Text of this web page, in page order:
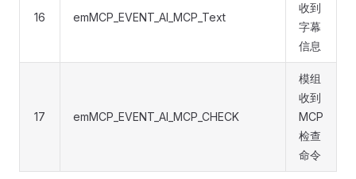
16 emMCP_EVENT_AI_MCP_Text
收到
字幕
信息
17 emMCP_EVENT_AI_MCP_CHECK
模组
收到
MCP
检查
命令